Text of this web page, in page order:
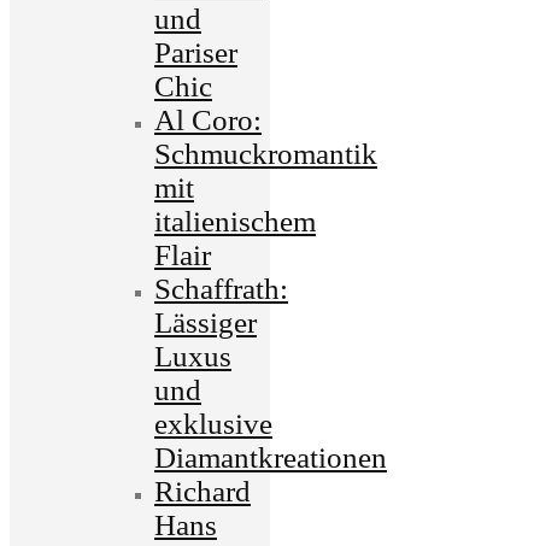
und
Pariser
Chic
Al Coro:
Schmuckromantik
mit
italienischem
Flair
Schaffrath:
Lässiger
Luxus
und
exklusive
Diamantkreationen
Richard
Hans